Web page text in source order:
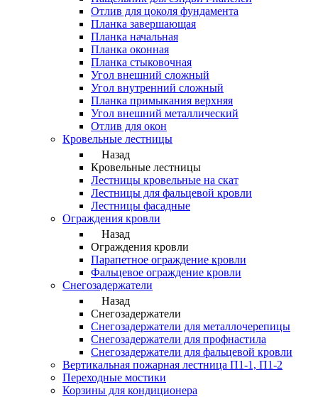
Отлив для цоколя фундамента
Планка завершающая
Планка начальная
Планка оконная
Планка стыковочная
Угол внешний сложный
Угол внутренний сложный
Планка примыкания верхняя
Угол внешний металлический
Отлив для окон
Кровельные лестницы
Назад
Кровельные лестницы
Лестницы кровельные на скат
Лестницы для фальцевой кровли
Лестницы фасадные
Ограждения кровли
Назад
Ограждения кровли
Парапетное ограждение кровли
Фальцевое ограждение кровли
Снегозадержатели
Назад
Снегозадержатели
Снегозадержатели для металлочерепицы
Снегозадержатели для профнастила
Снегозадержатели для фальцевой кровли
Вертикальная пожарная лестница П1-1, П1-2
Переходные мостики
Корзины для кондиционера